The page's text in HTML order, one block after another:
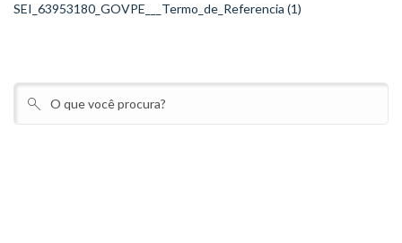
SEI_63953180_GOVPE___Termo_de_Referencia (1)